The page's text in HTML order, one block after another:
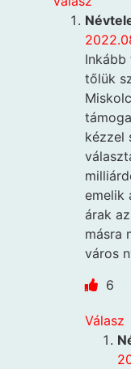
tőlük
kézzel
emelik
árak
másra
város
6
Válasz